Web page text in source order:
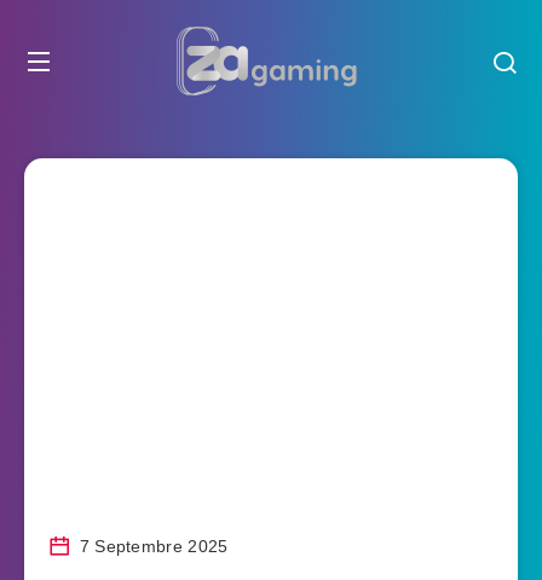
7 Septembre 2025